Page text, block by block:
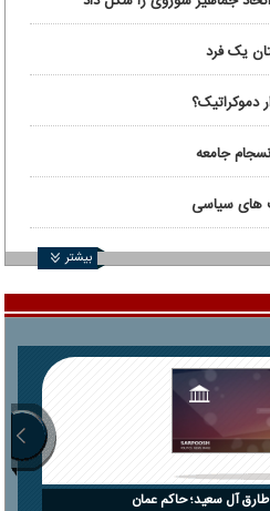
یک فرد
دموکراتیک؟
جامعه
های سیاسی
بیشتر
آل سعید؛ حاکم عمان